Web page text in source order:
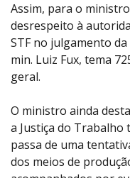
Assim, para o
desrespeito à
STF no julgamento da
min. Luiz Fux, tema
geral.
O ministro ainda
a Justiça do
passa de uma
dos meios de